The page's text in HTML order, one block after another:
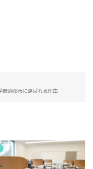
適都市に選ばれる理由